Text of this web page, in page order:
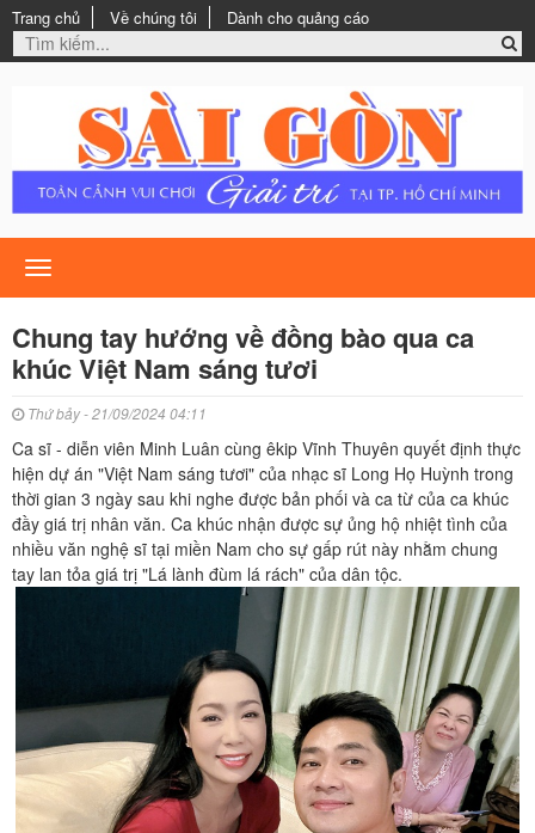
Trang chủ Về chúng tôi Dành cho quảng cáo
Toggle
navigation
Chung tay hướng về đồng bào qua ca
khúc Việt Nam sáng tươi
Thứ bảy - 21/09/2024 04:11
Ca sĩ - diễn viên Minh Luân cùng êkip Vĩnh Thuyên quyết định thực
hiện dự án "Việt Nam sáng tươi" của nhạc sĩ Long Họ Huỳnh trong
thời gian 3 ngày sau khi nghe được bản phối và ca từ của ca khúc
đầy giá trị nhân văn. Ca khúc nhận được sự ủng hộ nhiệt tình của
nhiều văn nghệ sĩ tại miền Nam cho sự gấp rút này nhằm chung
tay lan tỏa giá trị "Lá lành đùm lá rách" của dân tộc.